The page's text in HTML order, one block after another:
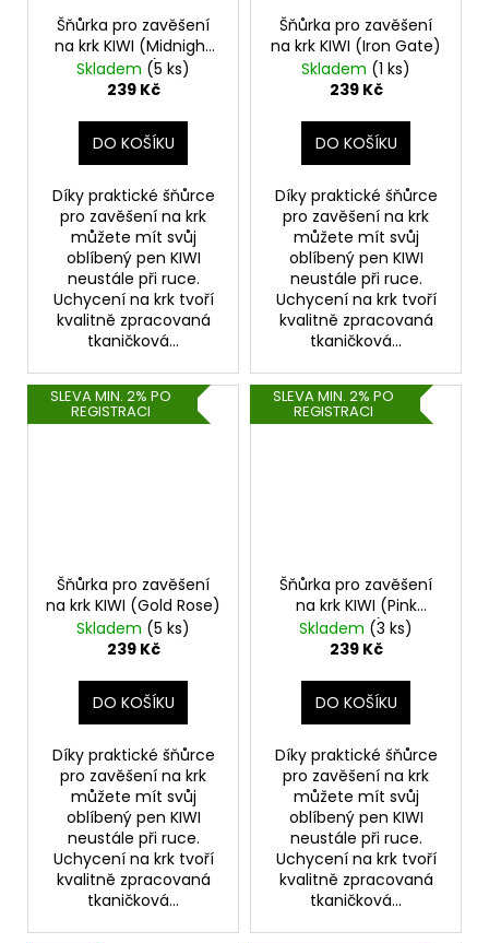
Šňůrka pro zavěšení
na krk KIWI (Midnight
Green)
Skladem (5 ks)
239 Kč
DO KOŠÍKU
Díky praktické šňůrce
pro zavěšení na krk
můžete mít svůj
oblíbený pen KIWI
neustále při ruce.
Uchycení na krk tvoří
kvalitně zpracovaná
tkaničková...
Šňůrka pro zavěšení
na krk KIWI (Iron Gate)
Skladem (1 ks)
239 Kč
DO KOŠÍKU
Díky praktické šňůrce
pro zavěšení na krk
můžete mít svůj
oblíbený pen KIWI
neustále při ruce.
Uchycení na krk tvoří
kvalitně zpracovaná
tkaničková...
SLEVA MIN. 2% PO
REGISTRACI
Šňůrka pro zavěšení
na krk KIWI (Gold Rose)
Skladem (5 ks)
239 Kč
DO KOŠÍKU
Díky praktické šňůrce
pro zavěšení na krk
můžete mít svůj
oblíbený pen KIWI
neustále při ruce.
Uchycení na krk tvoří
kvalitně zpracovaná
tkaničková...
SLEVA MIN. 2% PO
REGISTRACI
Šňůrka pro zavěšení
na krk KIWI (Pink
Bloom)
Skladem (3 ks)
239 Kč
DO KOŠÍKU
Díky praktické šňůrce
pro zavěšení na krk
můžete mít svůj
oblíbený pen KIWI
neustále při ruce.
Uchycení na krk tvoří
kvalitně zpracovaná
tkaničková...